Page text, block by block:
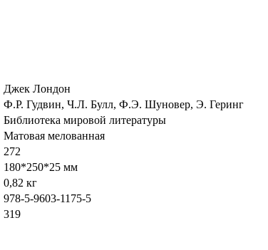
Джек Лондон
Ф.Р. Гудвин, Ч.Л. Булл, Ф.Э. Шуновер, Э. Геринг
Библиотека мировой литературы
Матовая мелованная
272
180*250*25 мм
0,82 кг
978-5-9603-1175-5
319